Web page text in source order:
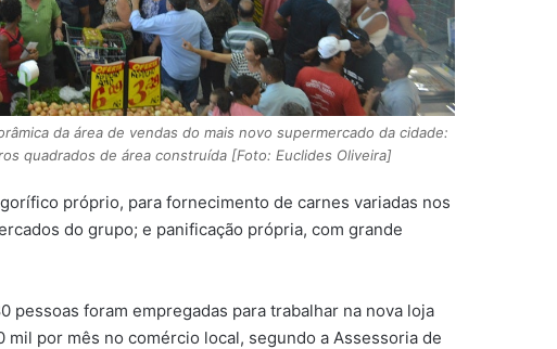
da área de vendas do mais novo supermercado da cidade:
quadrados de área construída [Foto: Euclides Oliveira]
próprio, para fornecimento de carnes variadas nos
do grupo; e panificação própria, com grande
pessoas foram empregadas para trabalhar na nova loja
por mês no comércio local, segundo a Assessoria de